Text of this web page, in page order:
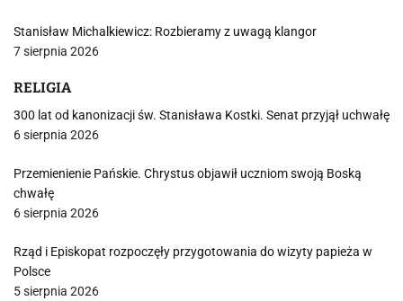
Stanisław Michalkiewicz: Rozbieramy z uwagą klangor
7 sierpnia 2026
RELIGIA
300 lat od kanonizacji św. Stanisława Kostki. Senat przyjął uchwałę
6 sierpnia 2026
Przemienienie Pańskie. Chrystus objawił uczniom swoją Boską
chwałę
6 sierpnia 2026
Rząd i Episkopat rozpoczęły przygotowania do wizyty papieża w
Polsce
5 sierpnia 2026